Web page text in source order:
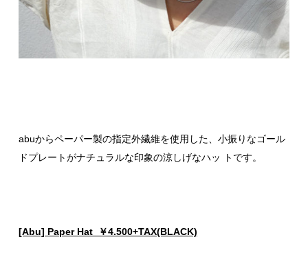
abuからペーパー製の指定外繊維を使用した、小振りなゴール
ドプレートがナチュラルな印象の涼しげなハッ トです。
[Abu] Paper Hat ￥4.500+TAX(BLACK)